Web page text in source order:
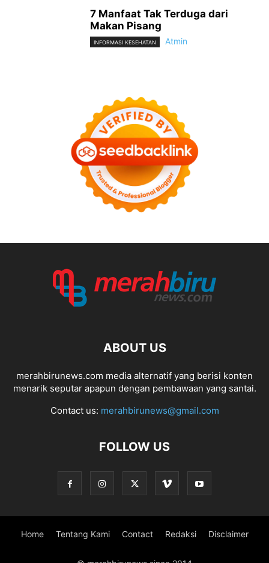
7 Manfaat Tak Terduga dari
Makan Pisang
INFORMASI KESEHATAN Atmin
ABOUT US
merahbirunews.com media alternatif yang berisi konten
menarik seputar apapun dengan pembawaan yang santai.
Contact us: merahbirunews@gmail.com
FOLLOW US
Home Tentang Kami Contact Redaksi Disclaimer